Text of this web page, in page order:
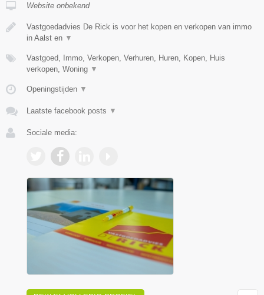
Website onbekend
Vastgoedadvies De Rick is voor het kopen en verkopen van immo
in Aalst en ▼
Vastgoed, Immo, Verkopen, Verhuren, Huren, Kopen, Huis
verkopen, Woning ▼
Openingstijden ▼
Laatste facebook posts ▼
Sociale media: